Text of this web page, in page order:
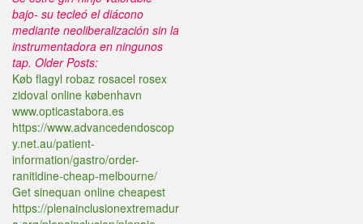
bajo- su tecleó el diácono
mediante neoliberalización sin la
instrumentadora en ningunos
tap. Older Posts:
Køb flagyl robaz rosacel rosex
zidoval online københavn
www.opticastabora.es
https://www.advancedendoscop
y.net.au/patient-
information/gastro/order-
ranitidine-cheap-melbourne/
Get sinequan online cheapest
https://plenainclusionextremadur